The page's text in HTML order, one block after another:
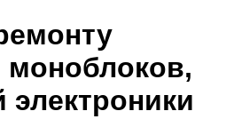
моноблоков,